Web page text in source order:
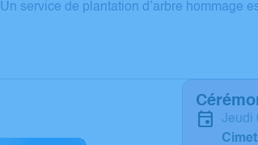
Un service de plantation d’arbre hommage
jeudi